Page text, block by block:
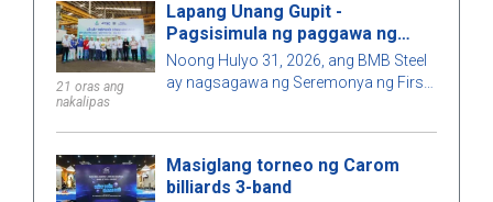
21 oras ang
nakalipas
Lapang Unang Gupit -
Pagsisimula ng paggawa ng
istruktura ng Pipe Rack para sa
kontrata T08, proyekto ng Long
Noong Hulyo 31, 2026, ang BMB Steel
ay nagsagawa ng Seremonya ng First
Masiglang torneo ng Carom
billiards 3-band